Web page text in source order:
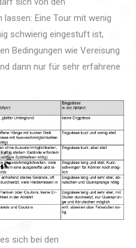
Eine Tour mit wenig
schwierig eingestuft ist,
Bedingungen wie Vereisung
dann nur für sehr erfahrene
sich bei den